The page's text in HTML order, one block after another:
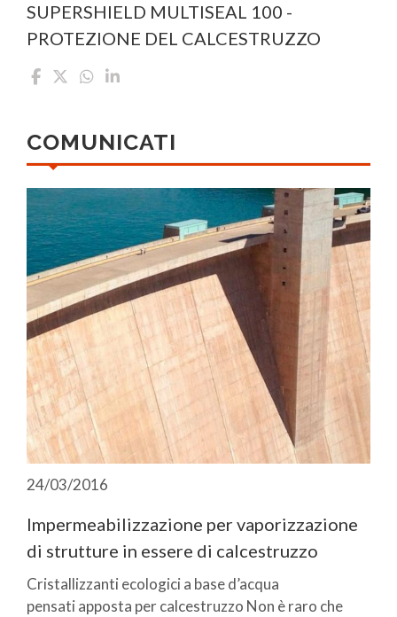
SUPERSHIELD MULTISEAL 100 -
PROTEZIONE DEL CALCESTRUZZO
COMUNICATI
24/03/2016
Impermeabilizzazione per vaporizzazione
di strutture in essere di calcestruzzo
Cristallizzanti ecologici a base d’acqua
pensati apposta per calcestruzzo Non è raro che